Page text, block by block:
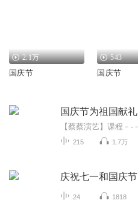
2.1万
国庆节
543
国庆节
国庆节为祖国献礼
215 1.7万
庆祝七一和国庆节
24 1818